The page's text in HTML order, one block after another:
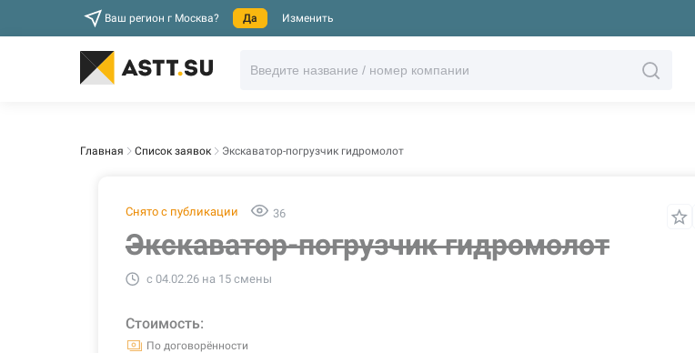
Ваш регион г Москва? Да Изменить
Главная Список заявок Экскаватор-погрузчик гидромолот
Снято с публикации 36
Экскаватор-погрузчик гидромолот
c 04.02.26 на 15 смены
Стоимость:
По договорённости